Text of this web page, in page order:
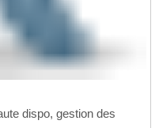
dispo, gestion des